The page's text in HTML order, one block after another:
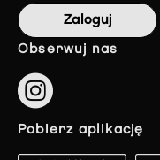
Zaloguj
obserwuj nas
pobierz aplikację